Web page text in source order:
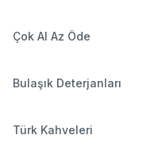
Çok Al Az Öde
Bulaşık Deterjanları
Türk Kahveleri